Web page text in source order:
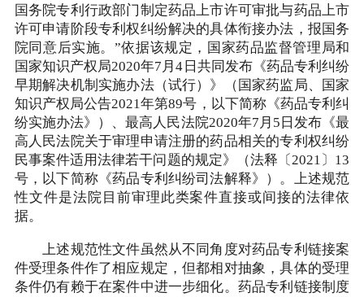
国务院专利行政部门制定药品上市许可审批与药品上市
许可申请阶段专利权纠纷解决的具体衔接办法，报国务
院同意后实施。”依据该规定，国家药品监督管理局和
国家知识产权局2020年7月4日共同发布《药品专利纠纷
早期解决机制实施办法（试行）》（国家药监局、国家
知识产权局公告2021年第89号，以下简称《药品专利纠
纷实施办法》）、最高人民法院2020年7月5日发布《最
高人民法院关于审理申请注册的药品相关的专利权纠纷
民事案件适用法律若干问题的规定》（法释〔2021〕13
号，以下简称《药品专利纠纷司法解释》）。上述规范
性文件是法院目前审理此类案件直接或间接的法律依
据。
上述规范性文件虽然从不同角度对药品专利链接案
件受理条件作了相应规定，但都相对抽象，具体的受理
条件仍有赖于在案件中进一步细化。药品专利链接制度